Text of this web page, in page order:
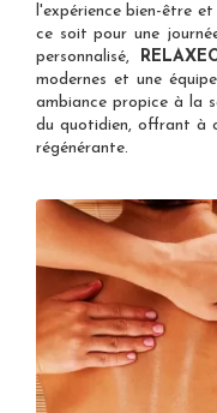
l'expérience bien-être
ce soit pour une
personnalisé,
modernes et une
ambiance propice à la
du quotidien, offrant à
régénérante.